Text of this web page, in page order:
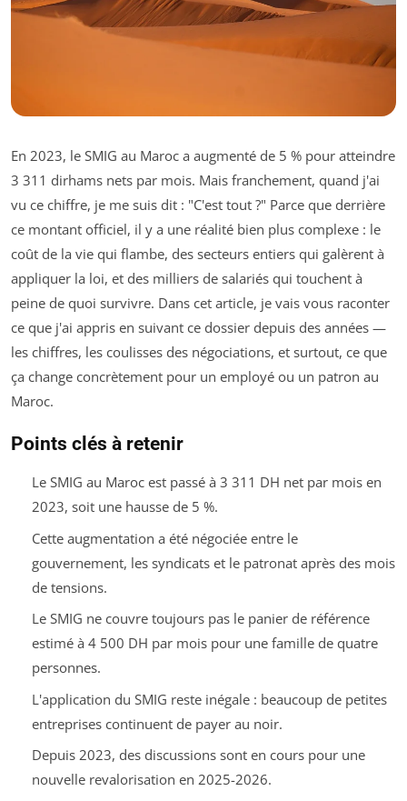
En 2023, le SMIG au Maroc a augmenté de 5 % pour atteindre
3 311 dirhams nets par mois. Mais franchement, quand j'ai
vu ce chiffre, je me suis dit : "C'est tout ?" Parce que derrière
ce montant officiel, il y a une réalité bien plus complexe : le
coût de la vie qui flambe, des secteurs entiers qui galèrent à
appliquer la loi, et des milliers de salariés qui touchent à
peine de quoi survivre. Dans cet article, je vais vous raconter
ce que j'ai appris en suivant ce dossier depuis des années —
les chiffres, les coulisses des négociations, et surtout, ce que
ça change concrètement pour un employé ou un patron au
Maroc.
Points clés à retenir
Le SMIG au Maroc est passé à 3 311 DH net par mois en
2023, soit une hausse de 5 %.
Cette augmentation a été négociée entre le
gouvernement, les syndicats et le patronat après des mois
de tensions.
Le SMIG ne couvre toujours pas le panier de référence
estimé à 4 500 DH par mois pour une famille de quatre
personnes.
L'application du SMIG reste inégale : beaucoup de petites
entreprises continuent de payer au noir.
Depuis 2023, des discussions sont en cours pour une
nouvelle revalorisation en 2025-2026.